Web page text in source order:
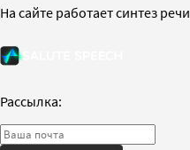
На сайте работает синтез речи
Рассылка: